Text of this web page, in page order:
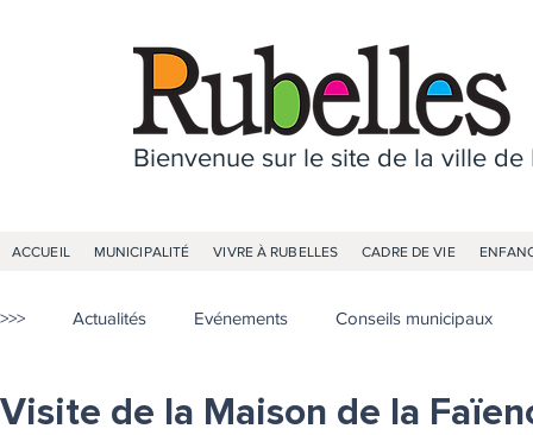
Bienvenue sur le site de la ville de
ACCUEIL MUNICIPALITÉ VIVRE À RUBELLES CADRE DE VIE
>>> Actualités Evénements Conseils municipaux
Visite de la Maison de la